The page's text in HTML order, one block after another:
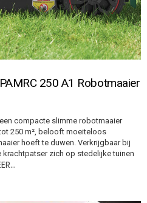
250 A1 Robotmaaier
een compacte slimme robotmaaier
250 m², belooft moeiteloos
hoeft te duwen. Verkrijgbaar bij
krachtpatser zich op stedelijke tuinen